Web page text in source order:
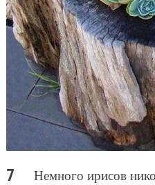
Немного ирисов